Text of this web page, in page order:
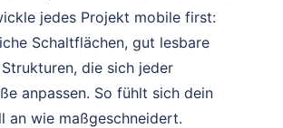
jedes Projekt mobile first:
Schaltflächen, gut lesbare
die sich jeder
anpassen. So fühlt sich dein
an wie maßgeschneidert.